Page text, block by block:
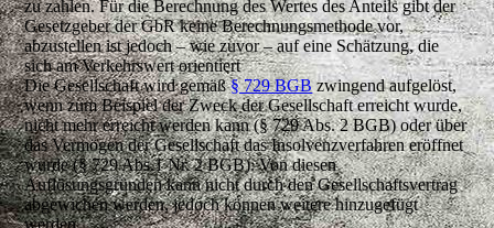
zu zahlen. Für die Berechnung des Wertes des Anteils gibt der
Gesetzgeber der GbR keine Berechnungsmethode vor,
abzustellen ist jedoch – wie zuvor – auf eine Schätzung, die
sich am Verkehrswert orientiert
Die Gesellschaft wird gemäß§ 729 BGBzwingend aufgelöst,
wenn zum Beispiel der Zweck der Gesellschaft erreicht wurde,
nicht mehr erreicht werden kann (§ 729 Abs. 2 BGB) oder über
das Vermögen der Gesellschaft das Insolvenzverfahren eröffnet
wurde (§ 729 Abs.1 Nr. 2 BGB). Von diesen
Auflösungsgründen kann nicht durch den Gesellschaftsvertrag
abgewichen werden, jedoch können weitere hinzugefügt
werden.